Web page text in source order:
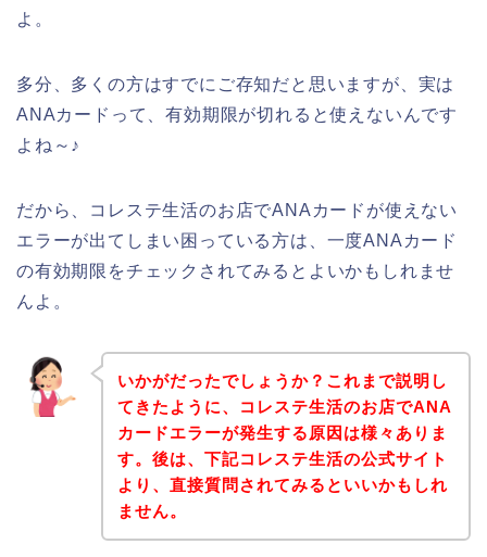
よ。
多分、多くの方はすでにご存知だと思いますが、実は
ANAカードって、有効期限が切れると使えないんです
よね～♪
だから、コレステ生活のお店でANAカードが使えない
エラーが出てしまい困っている方は、一度ANAカード
の有効期限をチェックされてみるとよいかもしれませ
んよ。
いかがだったでしょうか？これまで説明し
てきたように、コレステ生活のお店でANA
カードエラーが発生する原因は様々ありま
す。後は、下記コレステ生活の公式サイト
より、直接質問されてみるといいかもしれ
ません。